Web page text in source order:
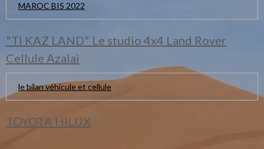
MAROC BIS 2022
"TI KAZ LAND" Le studio 4x4 Land Rover
Cellule Azalai
le bilan véhicule et cellule
TOYOTA HILUX